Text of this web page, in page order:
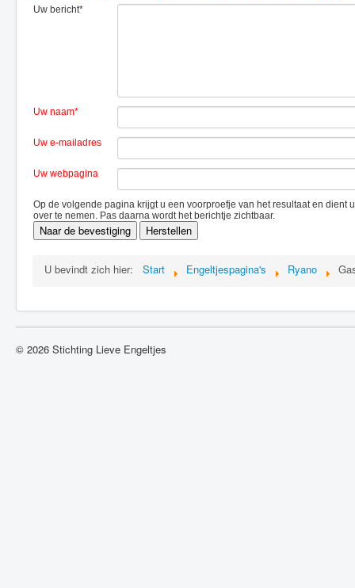
Uw bericht*
Uw naam*
Uw e-mailadres
Uw webpagina
Op de volgende pagina krijgt u een voorproefje van het resultaat en dient
over te nemen. Pas daarna wordt het berichtje zichtbaar.
U bevindt zich hier: Start Engeltjespagina's Ryano
© 2026 Stichting Lieve Engeltjes